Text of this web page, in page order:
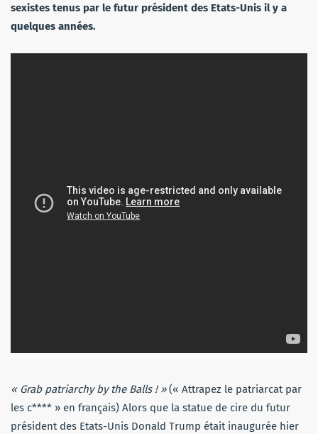
sexistes tenus par le futur président des Etats-Unis il y a
quelques années.
« Grab patriarchy by the Balls ! »(« Attrapez le patriarcat par
les c**** » en français) Alors que la statue de cire du futur
président des Etats-Unis Donald Trump était inaugurée hier